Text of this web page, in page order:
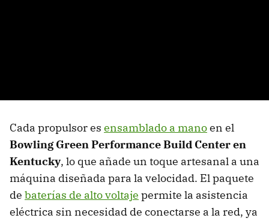
Cada propulsor es ensamblado a manoen el
Bowling Green Performance Build Center en
Kentucky, lo que añade un toque artesanal a una
máquina diseñada para la velocidad. El paquete
de baterías de alto voltaje permite la asistencia
eléctrica sin necesidad de conectarse a la red, ya